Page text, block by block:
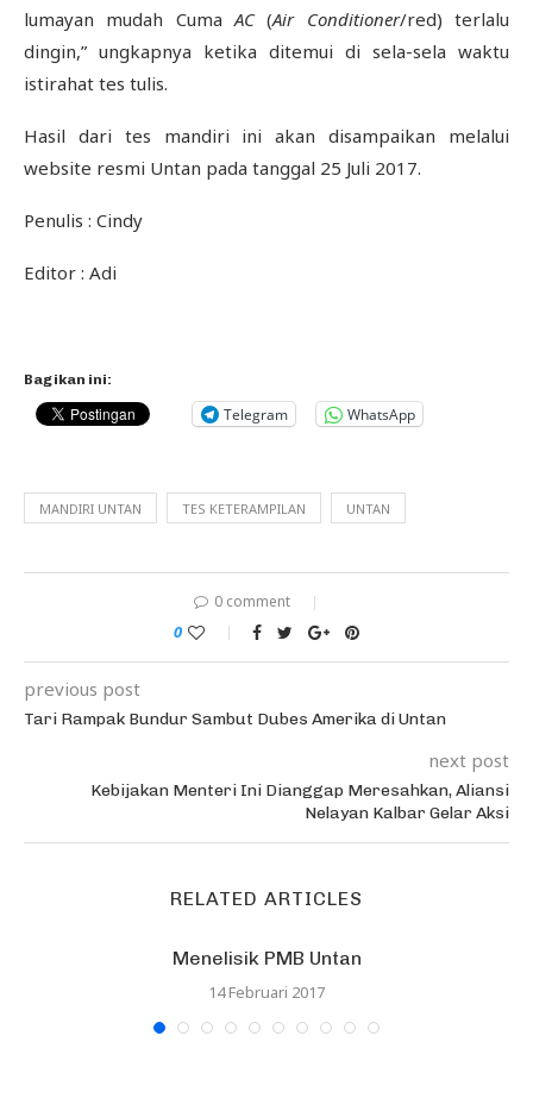
lumayan mudah CumaAC(Air Conditioner/red) terlalu
dingin,” ungkapnya ketika ditemui di sela-sela waktu
istirahat tes tulis.
Hasil dari tes mandiri ini akan disampaikan melalui
website resmi Untan pada tanggal 25 Juli 2017.
Penulis : Cindy
Editor : Adi
Bagikan ini:
Telegram WhatsApp
MANDIRI UNTAN TES KETERAMPILAN UNTAN
0 comment
0
previous post
Tari Rampak Bundur Sambut Dubes Amerika di Untan
next post
Kebijakan Menteri Ini Dianggap Meresahkan, Aliansi
Nelayan Kalbar Gelar Aksi
RELATED ARTICLES
Menelisik PMB Untan
14 Februari 2017